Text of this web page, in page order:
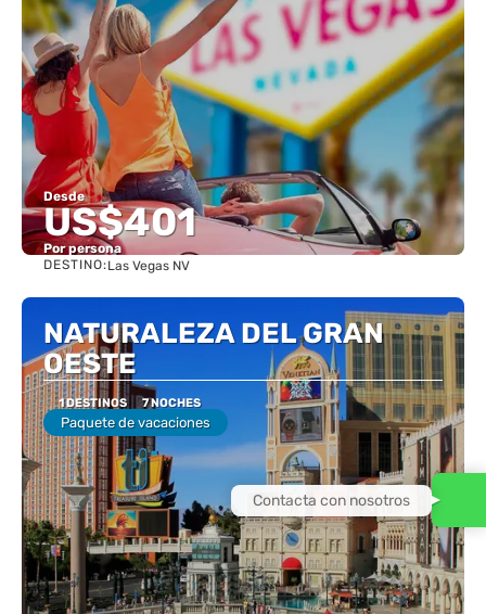
Desde
US$401
Por persona
DESTINO:Las Vegas NV
NATURALEZA DEL GRAN
OESTE
1 DESTINOS 7 NOCHES
Paquete de vacaciones